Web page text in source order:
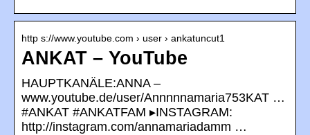
http s://www.youtube.com › user › ankatuncut1
ANKAT – YouTube
HAUPTKANÄLE:ANNA –
www.youtube.de/user/Annnnnamaria753KAT …
#ANKAT #ANKATFAM ▸INSTAGRAM:
http://instagram.com/annamariadamm …